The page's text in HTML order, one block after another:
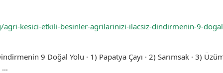
kesici-etkili-besinler-agrilarinizi-ilacsiz-dindirmenin-9-
9 Doğal Yolu · 1) Papatya Çayı · 2) Sarımsak · 3)
…